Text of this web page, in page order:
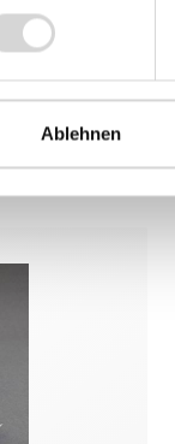
Ablehnen
Zubehör für den